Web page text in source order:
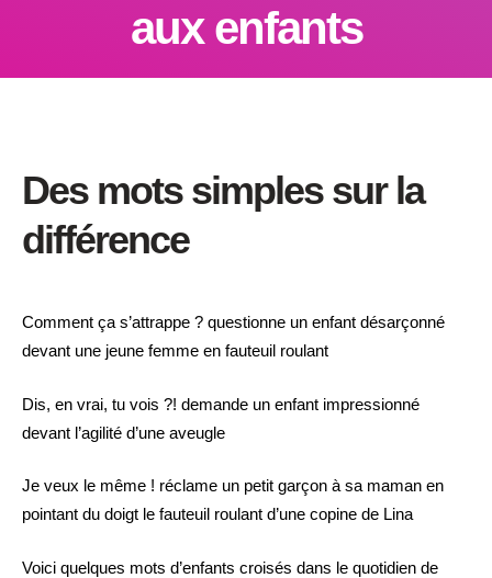
aux enfants
Des mots simples sur la
différence
Comment ça s’attrappe ? questionne un enfant désarçonné
devant une jeune femme en fauteuil roulant
Dis, en vrai, tu vois ?! demande un enfant impressionné
devant l’agilité d’une aveugle
Je veux le même ! réclame un petit garçon à sa maman en
pointant du doigt le fauteuil roulant d’une copine de Lina
Voici quelques mots d’enfants croisés dans le quotidien de